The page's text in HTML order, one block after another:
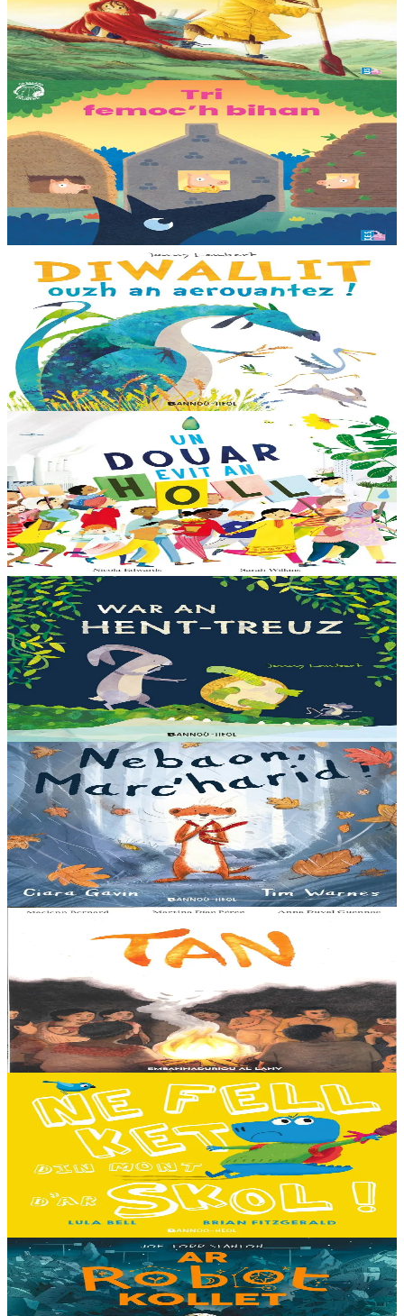
La mer est devenue une immense décharge dépourvue de vie sous-
marine. Deux soeurs survivent sur une île de plastique, au milieu des
déchets. Mais un évènement...
En stock25,00 €
3 ans et plus
TES
Les trois petits cochons
Il était une fois trois joyeux petits cochons qui vivaient avec leurs
parents. Il était temps pour chacun d’avoir sa propre maison ! Cette
collection propose...
12,00 €
Bannoù-heol
Look out, it's a Dragon!
Eflammez la dragonne est en quête d'une nouvelle maison. Mais
quand elle trouve la forêt parfaite, elle n'est pas la bienvenue...
"Ouste ! On ne veut pas de...
En stock13,00 €
Bannoù-heol
Like the Ocean We Rise
Notre planète est immense et magnifique, mais elle a besoin de notre
aide – elle a besoin de moi, elle a besoin de vous. Cet album illustré,
qui arrive à point...
En stock
13,00 €
3 ans et plus
Bannoù-heol
Let's all creep through crocodile creek
Qui sait quelles bêtes rôdent dans les marais quand la nuit tombe...
Pas les crocodiles en tout cas, Souris en est persuadée ! Ses amis ont
un doute : à quoi ça...
En stock13,00 €
3 ans et plus
Bannoù-heol
A little bit worried
Pris dans une violente tempête, Marc'harid construit une forteresse
pour s'y réfugier. Mais elle y rencontre Lagadeg, qui adore jouer
dans le vent et patauger sous la pluie....
En stock13,00 €
8 ans et plus
Tout en haut des vertes collines, là où les montagnes se couvrent du
brouillard des matinées feutrées, est perché le petit village maya de
Sakamch'en....
En stock11,00 €
3 ans et plus
Bannoù-heol
I don't want to go to school!
C'est le premier jour d'école des Souris et des Dinosaures. Ils n'ont
pas envie d'y aller. Mais quand les cours commencent, une très
grande surprise les attend…...
13,00 €
8 ans et plus
Timilenn
The Lost Robot